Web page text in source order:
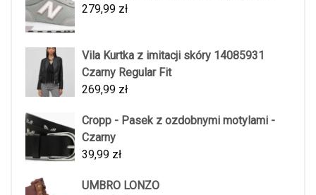
279,99 zł
Vila Kurtka z imitacji skóry 14085931
Czarny Regular Fit
269,99 zł
Cropp - Pasek z ozdobnymi motylami -
Czarny
39,99 zł
UMBRO LONZO